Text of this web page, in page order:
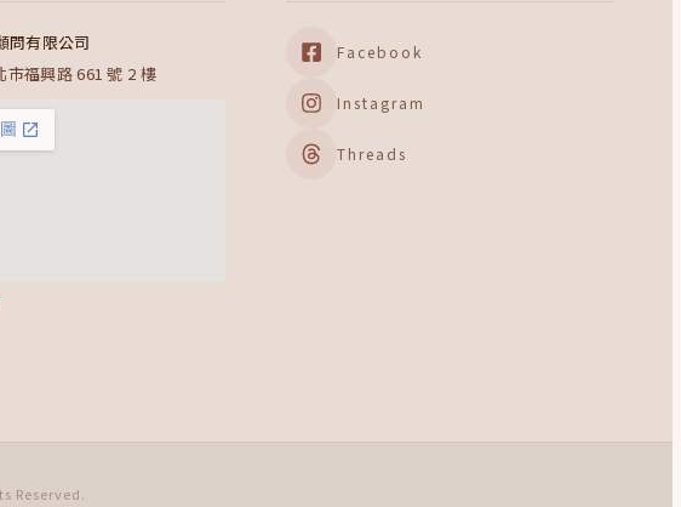
問有限公司
市福興路 661 號 2 樓
Facebook
Instagram
Threads
Reserved.